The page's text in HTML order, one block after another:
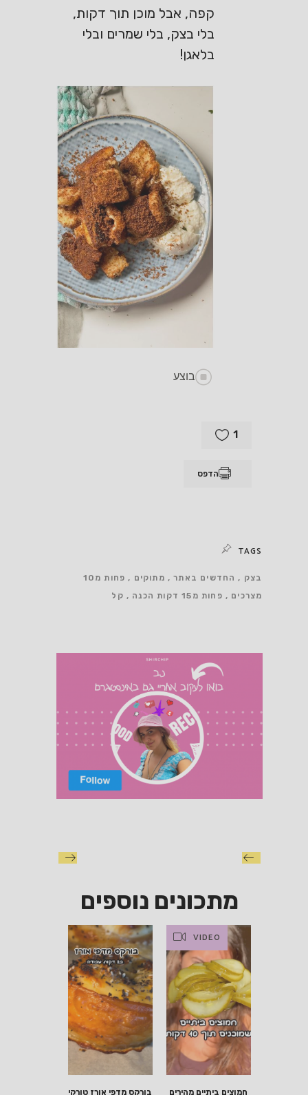
קפה, אבל מוכן תוך דקות,
בלי בצק, בלי שמרים ובלי
בלאגן!
בוצע
1
הדפס
TAGS
בצק החדשים באתר מתוקים
פחות מ10
מצרכים
פחות מ15 דקות הכנה קל
מתכונים נוספים
בורקס מדפי אורז טורקי
VIDEO
חמוצים ביתיים מהירים